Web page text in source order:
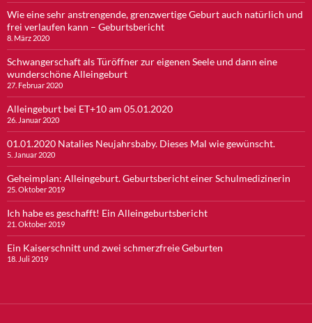
Wie eine sehr anstrengende, grenzwertige Geburt auch natürlich und
frei verlaufen kann – Geburtsbericht
8. März 2020
Schwangerschaft als Türöffner zur eigenen Seele und dann eine
wunderschöne Alleingeburt
27. Februar 2020
Alleingeburt bei ET+10 am 05.01.2020
26. Januar 2020
01.01.2020 Natalies Neujahrsbaby. Dieses Mal wie gewünscht.
5. Januar 2020
Geheimplan: Alleingeburt. Geburtsbericht einer Schulmedizinerin
25. Oktober 2019
Ich habe es geschafft! Ein Alleingeburtsbericht
21. Oktober 2019
Ein Kaiserschnitt und zwei schmerzfreie Geburten
18. Juli 2019